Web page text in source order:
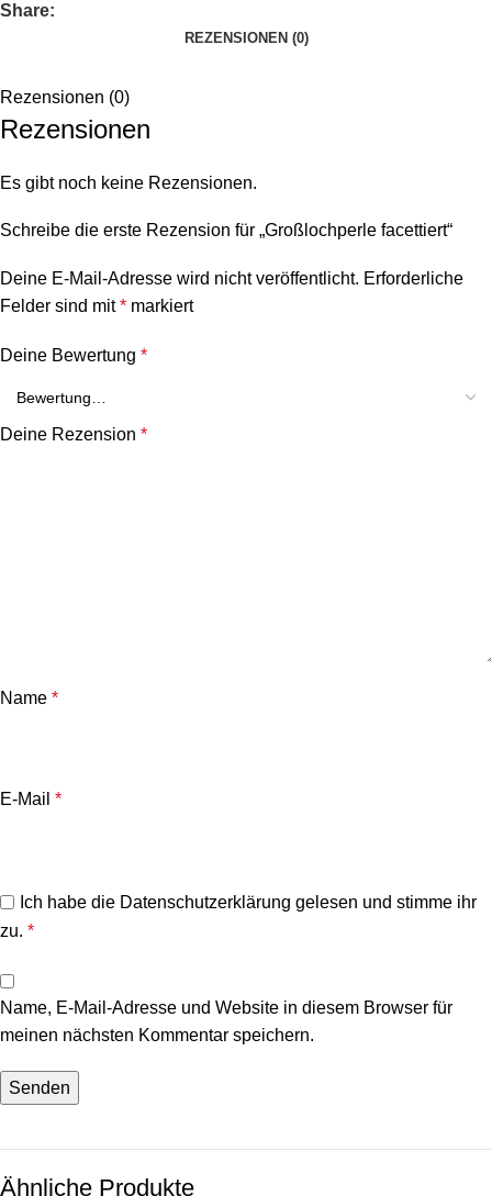
Share:
REZENSIONEN (0)
Rezensionen (0)
Rezensionen
Es gibt noch keine Rezensionen.
Schreibe die erste Rezension für „Großlochperle facettiert“
Deine E-Mail-Adresse wird nicht veröffentlicht. Erforderliche
Felder sind mit* markiert
Deine Bewertung *
Deine Rezension *
Name *
E-Mail *
Ich habe die Datenschutzerklärung gelesen und stimme ihr
zu. *
Name, E-Mail-Adresse und Website in diesem Browser für
meinen nächsten Kommentar speichern.
Ähnliche Produkte